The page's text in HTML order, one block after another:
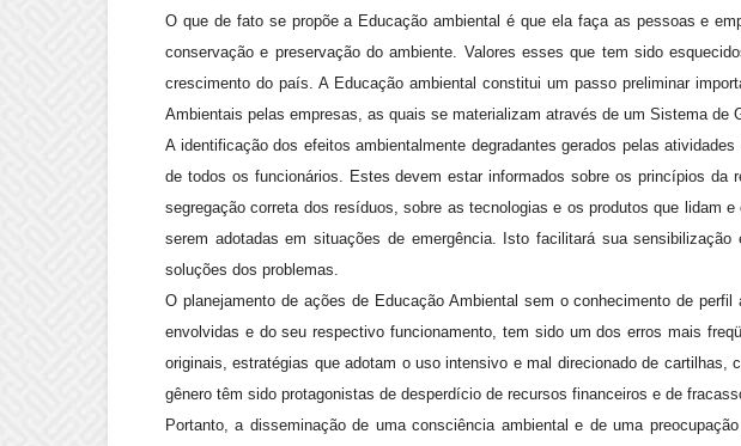
O que de fato se propõe a Educação ambiental é que ela faça as pessoas e
conservação e preservação do ambiente. Valores esses que tem sido
crescimento do país. A Educação ambiental constitui um passo preliminar
Ambientais pelas empresas, as quais se materializam através de um Sistema de
A identificação dos efeitos ambientalmente degradantes gerados pelas
de todos os funcionários. Estes devem estar informados sobre os princípios da
segregação correta dos resíduos, sobre as tecnologias e os produtos que lidam
serem adotadas em situações de emergência. Isto facilitará sua sensibilização
soluções dos problemas.
O planejamento de ações de Educação Ambiental sem o conhecimento de
envolvidas e do seu respectivo funcionamento, tem sido um dos erros mais
originais, estratégias que adotam o uso intensivo e mal direcionado de cartilhas,
gênero têm sido protagonistas de desperdício de recursos financeiros e de
Portanto, a disseminação de uma consciência ambiental e de uma